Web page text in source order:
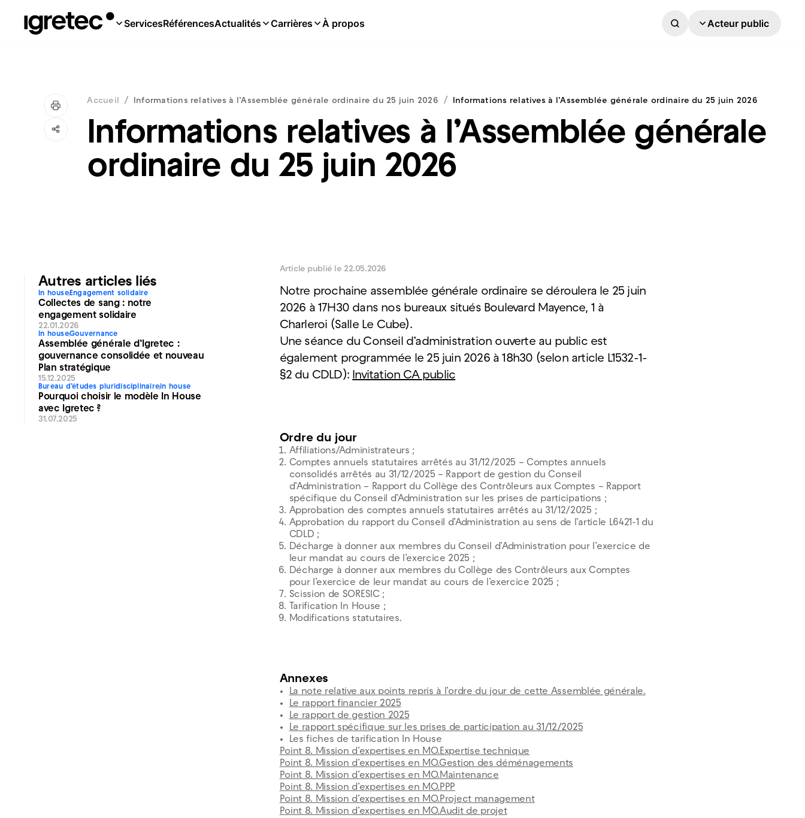
ServicesRéférencesActualités Carrières À propos Acteur public
Accueil / Informations relatives à l’Assemblée générale ordinaire du 25 juin 2026 / Informations relatives à l’Assemblée générale ordinaire du 25 juin 2026
Informations relatives à l’Assemblée générale
ordinaire du 25 juin 2026
Autres articles liés
In houseEngagement solidaire
Collectes de sang : notre
engagement solidaire
22.01.2026
In houseGouvernance
Assemblée générale d’Igretec :
gouvernance consolidée et nouveau
Plan stratégique
15.12.2025
Bureau d’études pluridisciplinairein house
Pourquoi choisir le modèle In House
avec Igretec ?
31.07.2025
Article publié le 22.05.2026
Notre prochaine assemblée générale ordinaire se déroulera le 25 juin
2026 à 17H30 dans nos bureaux situés Boulevard Mayence, 1 à
Charleroi (Salle Le Cube).
Une séance du Conseil d’administration ouverte au public est
également programmée le 25 juin 2026 à 18h30 (selon article L1532-1-
§2 du CDLD): Invitation CA public
Ordre du jour
Affiliations/Administrateurs ;
Comptes annuels statutaires arrêtés au 31/12/2025 – Comptes annuels
consolidés arrêtés au 31/12/2025 – Rapport de gestion du Conseil
d’Administration – Rapport du Collège des Contrôleurs aux Comptes – Rapport
spécifique du Conseil d’Administration sur les prises de participations ;
Approbation des comptes annuels statutaires arrêtés au 31/12/2025 ;
Approbation du rapport du Conseil d’Administration au sens de l’article L6421-1 du
CDLD ;
Décharge à donner aux membres du Conseil d’Administration pour l’exercice de
leur mandat au cours de l’exercice 2025 ;
Décharge à donner aux membres du Collège des Contrôleurs aux Comptes
pour l’exercice de leur mandat au cours de l’exercice 2025 ;
Scission de SORESIC ;
Tarification In House ;
Modifications statutaires.
Annexes
La note relative aux points repris à l’ordre du jour de cette Assemblée générale.
Le rapport financier 2025
Le rapport de gestion 2025
Le rapport spécifique sur les prises de participation au 31/12/2025
Les fiches de tarification In House
Point 8. Mission d’expertises en MO.Expertise technique
Point 8. Mission d’expertises en MO.Gestion des déménagements
Point 8. Mission d’expertises en MO.Maintenance
Point 8. Mission d’expertises en MO.PPP
Point 8. Mission d’expertises en MO.Project management
Point 8. Mission d’expertises en MO.Audit de projet